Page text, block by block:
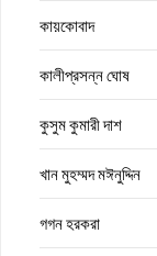
কায়কোবাদ
কালীপ্রসন্ন ঘোষ
কুসুম কুমারী দাশ
খান মুহম্মদ মঈনুদ্দিন
গগন হরকরা